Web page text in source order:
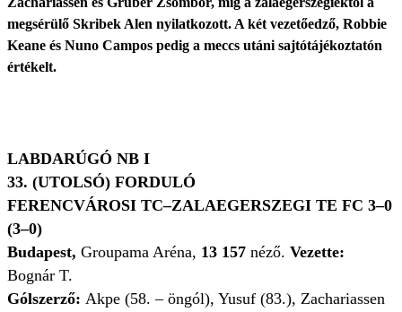
megsérülő Skribek Alen nyilatkozott. A két vezetőedző, Robbie
Keane és Nuno Campos pedig a meccs utáni sajtótájékoztatón
értékelt.
LABDARÚGÓ NB I
33. (UTOLSÓ) FORDULÓ
FERENCVÁROSI TC–ZALAEGERSZEGI TE FC 3–0
(3–0)
Budapest, Groupama Aréna, 13 157 néző. Vezette:
Bognár T.
Gólszerző: Akpe (58. – öngól), Yusuf (83.), Zachariassen